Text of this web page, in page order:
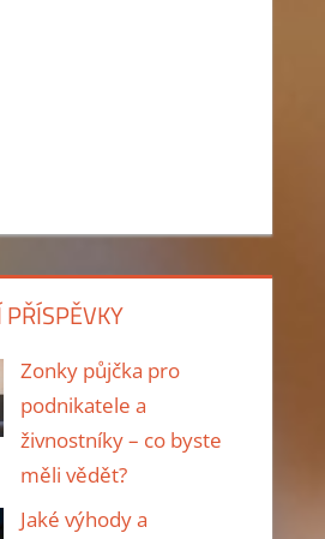
Zonky půjčka pro
podnikatele a
živnostníky – co byste
měli vědět?
Jaké výhody a